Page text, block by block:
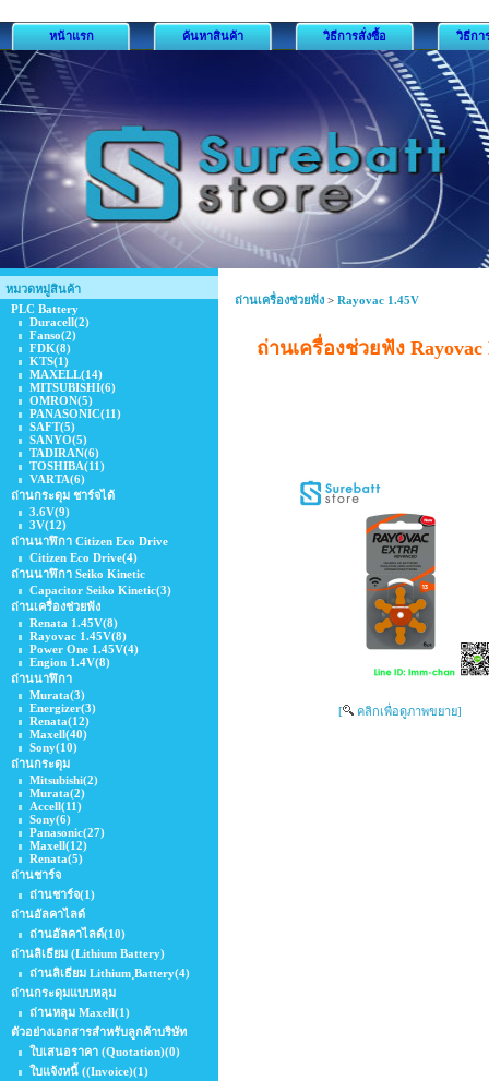
หน้าแรก ค้นหาสินค้า วิธีการสั่งซื้อ วิธีกา
หมวดหมู่สินค้า
PLC Battery
Duracell(2)
Fanso(2)
FDK(8)
KTS(1)
MAXELL(14)
MITSUBISHI(6)
OMRON(5)
PANASONIC(11)
SAFT(5)
SANYO(5)
TADIRAN(6)
TOSHIBA(11)
VARTA(6)
ถ่านกระดุม ชาร์จได้
3.6V(9)
3V(12)
ถ่านนาฬิกา Citizen Eco Drive
Citizen Eco Drive(4)
ถ่านนาฬิกา Seiko Kinetic
Capacitor Seiko Kinetic(3)
ถ่านเครื่องช่วยฟัง
Renata 1.45V(8)
Rayovac 1.45V(8)
Power One 1.45V(4)
Engion 1.4V(8)
ถ่านนาฬิกา
Murata(3)
Energizer(3)
Renata(12)
Maxell(40)
Sony(10)
ถ่านกระดุม
Mitsubishi(2)
Murata(2)
Accell(11)
Sony(6)
Panasonic(27)
Maxell(12)
Renata(5)
ถ่านชาร์จ
ถ่านชาร์จ(1)
ถ่านอัลคาไลด์
ถ่านอัลคาไลด์(10)
ถ่านลิเธียม (Lithium Battery)
ถ่านลิเธียม Lithium ฺBattery(4)
ถ่านกระดุมแบบหลุม
ถ่านหลุม Maxell(1)
ตัวอย่างเอกสารสำหรับลูกค้าบริษัท
ใบเสนอราคา (Quotation)(0)
ใบแจ้งหนี้ ((Invoice)(1)
ถ่านเครื่องช่วยฟัง > Rayovac 1.45V
ถ่านเครื่องช่วยฟัง
[ คลิกเพื่อดูภาพขยาย]